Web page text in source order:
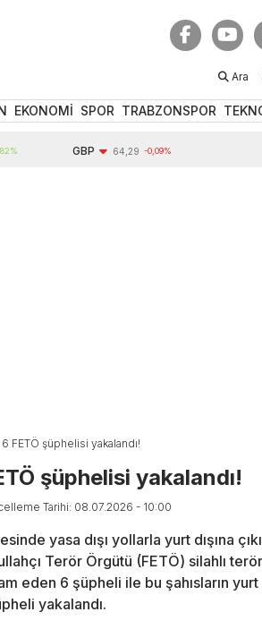
Ara
EKONOMİ SPOR TRABZONSPOR
64,29 -0,09%
FETÖ şüphelisi yakalandı!
şüphelisi yakalandı!
Tarihi: 08.07.2026 - 10:00
yasa dışı yollarla yurt dışına
Terör Örgütü (FETÖ) silahlı
eden 6 şüpheli ile bu şahısların yurt
yakalandı.